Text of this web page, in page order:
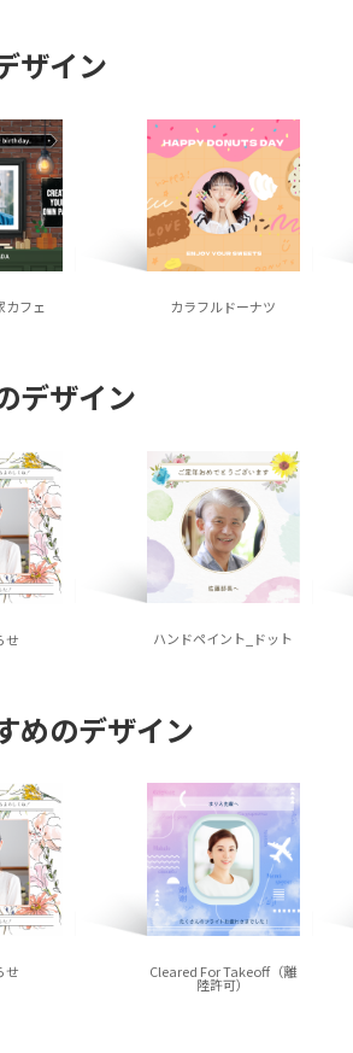
ザイン
カフェ カラフルドーナツ
デザイン
せ ハンドペイント_ドット
めのデザイン
せ Cleared For Takeoff（離
陸許可）